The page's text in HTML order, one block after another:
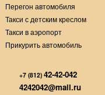
Перегон автомобиля
Такси с детским креслом
Такси в аэропорт
Прикурить автомобиль
+7 (812) 42-42-042
4242042@mail.ru